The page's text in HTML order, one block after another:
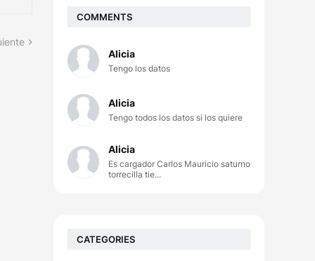
COMMENTS
Alicia
Tengo los datos
Alicia
Tengo todos los datos si los quiere
Alicia
Es cargador Carlos Mauricio saturno
torrecilla tie...
CATEGORIES